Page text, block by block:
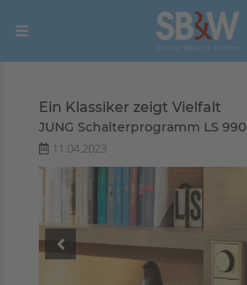
Ein Klassiker zeigt Vielfalt
JUNG Schalterprogramm LS 990
11.04.2023